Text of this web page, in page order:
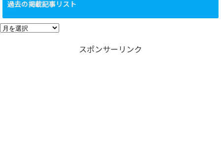
リ
ー
過去の掲載記事リスト
過
スポンサーリンク